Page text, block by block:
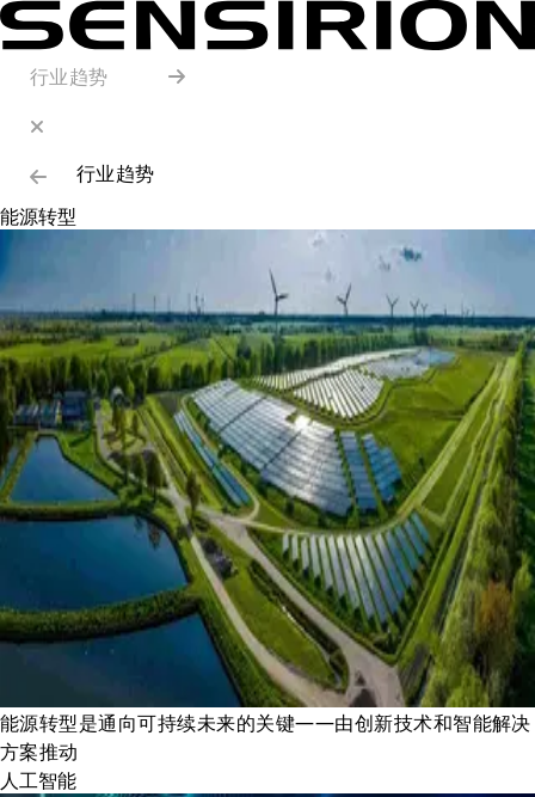
行业趋势
行业趋势
能源转型
能源转型是通向可持续未来的关键——由创新技术和智能解决
方案推动
人工智能